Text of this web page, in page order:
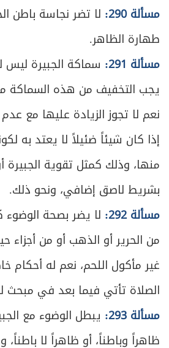
مسألة 290:
لا تضر نجاسة باطن
طهارة الظاهر.
مسألة 291:
سماكة الجبيرة ليس
يجب التخفيف من هذه السماكة
نعم لا تجوز الزيادة عليها مع عدم
إذا كان شيئاً ضئيلاً لا يعتد به
منها، وذلك كمثل تقوية الجبيرة
بشريط لاصق إضافي، ونحو ذلك.
مسألة 292:
لا يضر بصحة الوضوء
من الحرير أو الذهب أو من أجزاء
غير مأكول اللحم، نعم له
الصلاة تأتي فيما بعد في مبحث
مسألة 293:
يبطل الوضوء مع
ظاهراً وباطناً، أو ظاهراً لا باطناً،
ص
398 المبحث الخامس ـ في كيفية
400
المبحث السادس ـ في أحكام
الجماعة
403
الفصل السادس - في سائر
والمستحبة
ص
405 المبحث الأول ـ في صلاة
409 المبحث الثاني ـ في صلاة
ص
413 المبحث الثالث ـ في صلاة
ص
415 المبحث الرابع ـ في صلوات
417 الفصل السابع - في القضاء
ص
419 متى يجب القضاء؟